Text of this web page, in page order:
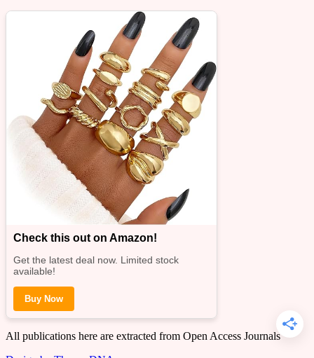
Check this out on Amazon!
Get the latest deal now. Limited stock
available!
Buy Now
All publications here are extracted from Open Access Journals